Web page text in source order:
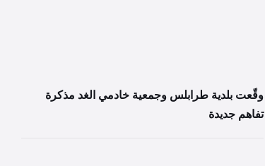
وقّعت بلدية طرابلس وجمعية خادمي الغد مذكرة
تفاهم جديدة